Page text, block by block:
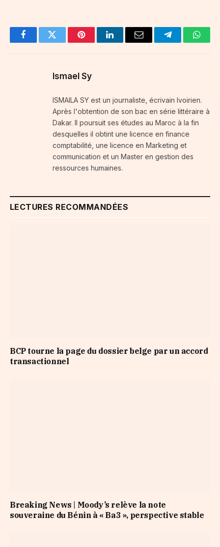
FacebookTwitter PinterestLinkedInEmail Telegram
Ismael Sy
ISMAILA SY est un journaliste, écrivain Ivoirien.
Après l'obtention de son bac en série littéraire à
Dakar. Il poursuit ses études au Maroc à la fin
desquelles il obtint une licence en finance
comptabilité, une licence en Marketing et
communication et un Master en gestion des
ressources humaines.
LECTURES RECOMMANDÉES
BCP tourne la page du dossier belge par un accord
transactionnel
Breaking News | Moody’s relève la note
souveraine du Bénin à « Ba3 », perspective stable